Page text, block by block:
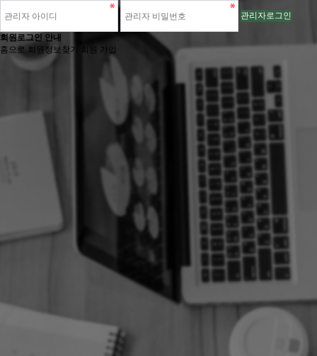
관리자로그인
회원로그인 안내
홈으로 회원정보찾기 회원 가입